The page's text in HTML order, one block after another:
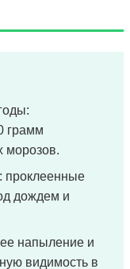
грамм
морозов.
проклеенные
дождем и
напыление и
видимость в